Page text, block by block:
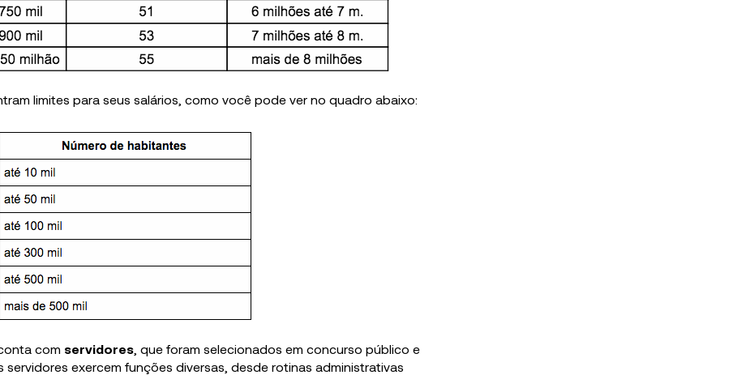
limites para seus salários, como você pode ver no quadro abaixo:
com servidores , que foram selecionados em concurso público e
exercem funções diversas, desde rotinas administrativas